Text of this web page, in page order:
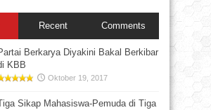
Recent Comments
Berkarya Diyakini Bakal Berkibar
KBB
Oktober 19, 2017
Sikap Mahasiswa-Pemuda di Tiga